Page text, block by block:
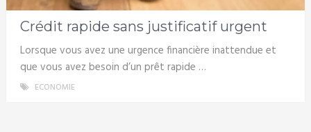
Crédit rapide sans justificatif urgent
Lorsque vous avez une urgence financière inattendue et
que vous avez besoin d’un prêt rapide …
ECONOMIE